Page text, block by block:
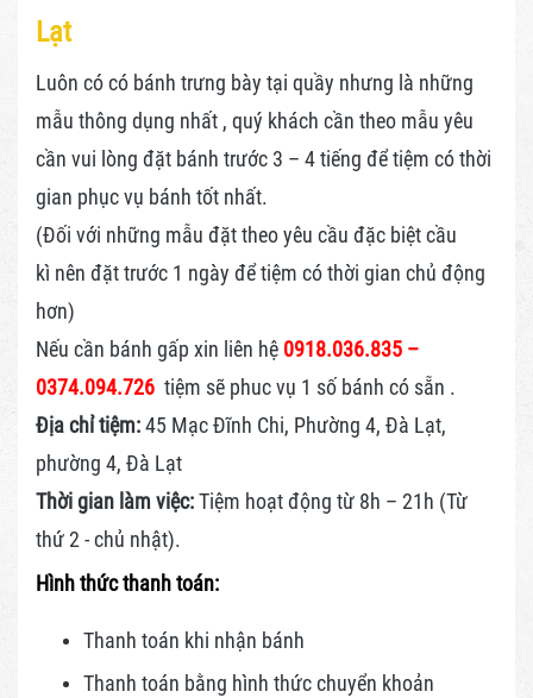
Lạt
Luôn có có bánh trưng bày tại quầy nhưng là những
mẫu thông dụng nhất , quý khách cần theo mẫu yêu
cần vui lòng đặt bánh trước 3 – 4 tiếng để tiệm có thời
gian phục vụ bánh tốt nhất.
(Đối với những mẫu đặt theo yêu cầu đặc biệt cầu
kì nên đặt trước 1 ngày để tiệm có thời gian chủ động
hơn)
Nếu cần bánh gấp xin liên hệ 0918.036.835 –
0374.094.726 tiệm sẽ phuc vụ 1 số bánh có sẵn .
Địa chỉ tiệm:45 Mạc Đĩnh Chi, Phường 4, Đà Lạt,
phường 4, Đà Lạt
Thời gian làm việc:Tiệm hoạt động từ 8h – 21h (Từ
thứ 2 - chủ nhật).
Hình thức thanh toán:
Thanh toán khi nhận bánh
Thanh toán bằng hình thứcchuyển khoản